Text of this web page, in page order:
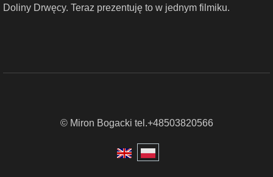
Doliny Drwęcy. Teraz prezentuję to w jednym filmiku.
© Miron Bogacki tel.+48503820566